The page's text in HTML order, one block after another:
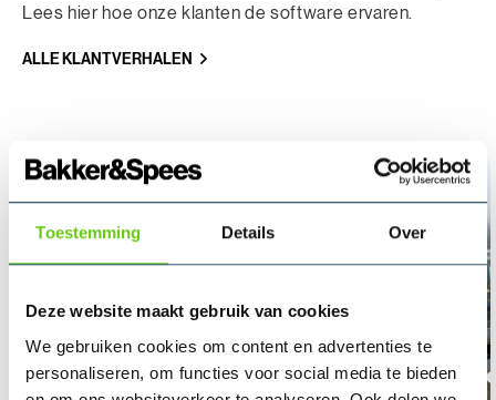
Toestemming Details Over
Deze website maakt gebruik van cookies
We gebruiken cookies om content en advertenties te
personaliseren, om functies voor social media te bieden
Lees hier hoe onze klanten de software ervaren.
ALLE KLANTVERHALEN
Gemeente Utrecht